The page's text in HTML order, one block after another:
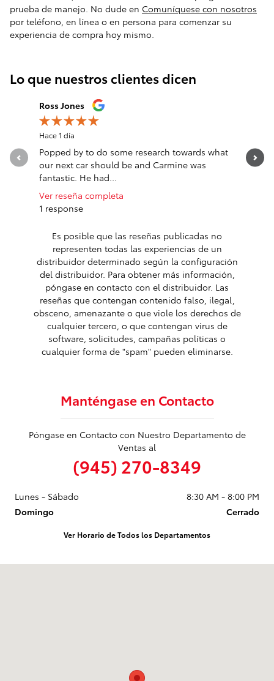
prueba de manejo. No dude en Comuníquese con nosotros
por teléfono, en línea o en persona para comenzar su
experiencia de compra hoy mismo.
Lo que nuestros clientes dicen
Slide 1 of 12
Ross Jones
Hace 1 día
Popped by to do some research towards what
our next car should be and Carmine was
fantastic. He had...
Ver reseña completa
1 response
Had a
Es posible que las reseñas publicadas no
representen todas las experiencias de un
distribuidor determinado según la configuración
del distribuidor. Para obtener más información,
póngase en contacto con el distribuidor. Las
reseñas que contengan contenido falso, ilegal,
obsceno, amenazante o que viole los derechos de
cualquier tercero, o que contengan virus de
software, solicitudes, campañas políticas o
cualquier forma de "spam" pueden eliminarse.
Manténgase en Contacto
Póngase en Contacto con Nuestro Departamento de
Ventas al
(945) 270-8349
Lunes - Sábado
8:30 AM - 8:00 PM
Domingo
Cerrado
Ver Horario de Todos los Departamentos